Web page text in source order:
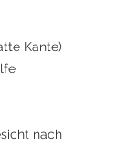
Kante)
nach